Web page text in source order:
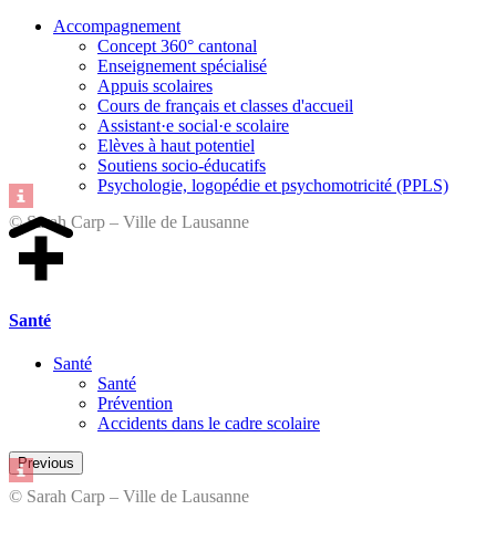
© Sarah Carp – Ville de Lausanne
© Sarah Carp – Ville de Lausanne
Accompagnement
Concept 360° cantonal
Enseignement spécialisé
Appuis scolaires
Cours de français et classes d'accueil
Assistant·e social·e scolaire
Elèves à haut potentiel
Soutiens socio-éducatifs
Psychologie, logopédie et psychomotricité (PPLS)
Santé
Santé
Santé
Prévention
Accidents dans le cadre scolaire
Previous